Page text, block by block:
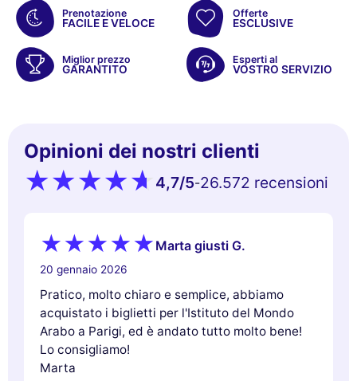
Prenotazione
FACILE E VELOCE
Offerte
ESCLUSIVE
Miglior prezzo
GARANTITO
Esperti al
VOSTRO SERVIZIO
Opinioni dei nostri clienti
4,7/5-26.572 recensioni
Marta giusti G.
20 gennaio 2026
Pratico, molto chiaro e semplice, abbiamo
acquistato i biglietti per l'Istituto del Mondo
Arabo a Parigi, ed è andato tutto molto bene!
Lo consigliamo!
Marta